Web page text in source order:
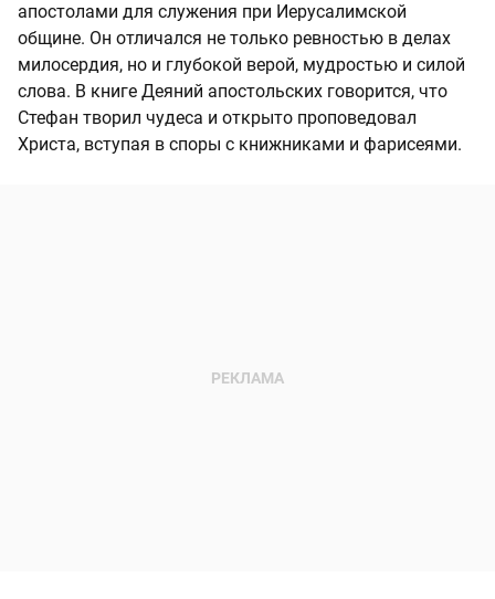
апостолами для служения при Иерусалимской
общине. Он отличался не только ревностью в делах
милосердия, но и глубокой верой, мудростью и силой
слова. В книге Деяний апостольских говорится, что
Стефан творил чудеса и открыто проповедовал
Христа, вступая в споры с книжниками и фарисеями.